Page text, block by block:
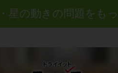
星の動きの問題をも